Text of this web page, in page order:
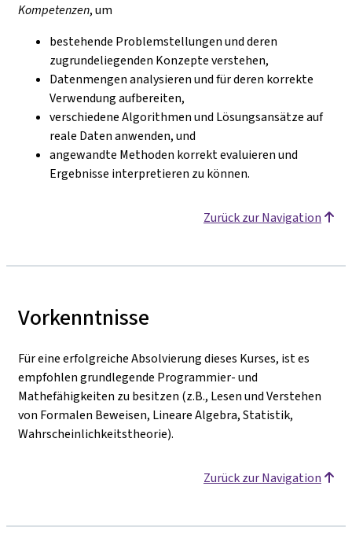
Kompetenzen, um
bestehende Problemstellungen und deren
zugrundeliegenden Konzepte verstehen,
Datenmengen analysieren und für deren korrekte
Verwendung aufbereiten,
verschiedene Algorithmen und Lösungsansätze auf
reale Daten anwenden, und
angewandte Methoden korrekt evaluieren und
Ergebnisse interpretieren zu können.
Zurück zur Navigation
Vorkenntnisse
Für eine erfolgreiche Absolvierung dieses Kurses, ist es
empfohlen grundlegende Programmier- und
Mathefähigkeiten zu besitzen (z.B., Lesen und Verstehen
von Formalen Beweisen, Lineare Algebra, Statistik,
Wahrscheinlichkeitstheorie).
Zurück zur Navigation